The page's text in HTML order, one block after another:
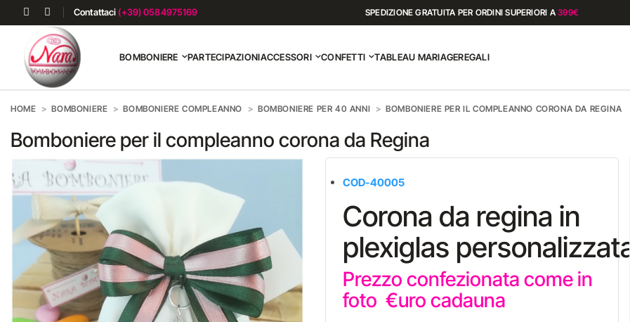
Contattaci (+39) 0584975169 SPEDIZIONE GRATUITA PER ORDINI SUPERIORI A399€
BOMBONIERE PARTECIPAZIONIACCESSORI CONFETTI TABLEAU MARIAGEREGALI
HOME BOMBONIERE BOMBONIERE COMPLEANNO BOMBONIERE PER 40 ANNI BOMBONIERE PER IL COMPLEANNO CORONA DA REGINA
Bomboniere per il compleanno corona da Regina
COD-40005
Corona da regina in
plexiglas personalizzata
Prezzo confezionata come in
foto €uro cadauna